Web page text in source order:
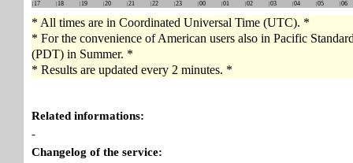
17
18 19 20 21 22 23 00 01 02 03 04 05 06
* All times are in Coordinated Universal Time (UTC). *
* For the convenience of American users also in Pacific
(PDT) in Summer. *
* Results are updated every 2 minutes. *
Related informations:
-
Changelog of the service: